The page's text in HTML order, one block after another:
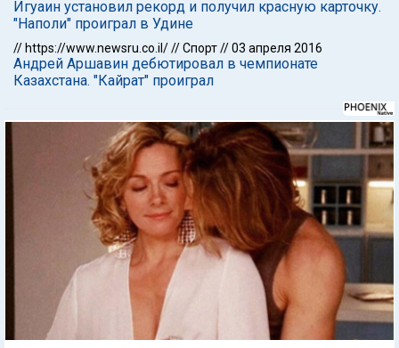
Игуаин установил рекорд и получил красную карточку.
"Наполи" проиграл в Удине
// https://www.newsru.co.il///Спорт//03 апреля 2016
Андрей Аршавин дебютировал в чемпионате
Казахстана. "Кайрат" проиграл